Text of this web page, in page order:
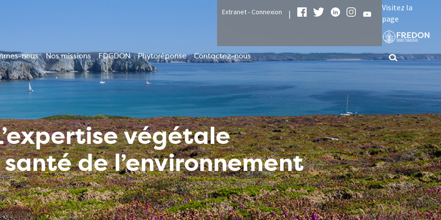
Extranet - Connexion |
Visitez la
page
nous Nos missions FDGDON Phytoréponse Contactez-nous
végétale
de l’environnement